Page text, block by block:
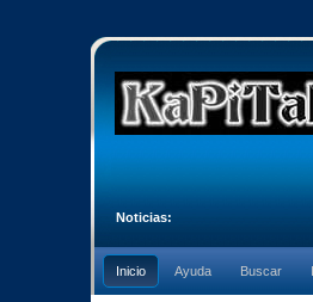
Noticias:
Inicio Ayuda Buscar